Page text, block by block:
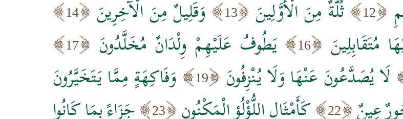
12 ثُلَّةٌ مِنَ الْأَوَّلِينَ 13 وَقَلِيلٌ مِنَ الْآخِرِينَ 14
مُتَقَابِلِينَ 16 يَطُوفُ عَلَيْهِمْ وِلْدَانٌ مُخَلَّدُونَ 17
لَا يُصَدَّعُونَ عَنْهَا وَلَا يُنْزِفُونَ 19 وَفَاكِهَةٍ مِمَّا يَتَخَيَّرُونَ
عِينٌ 22 كَأَمْثَالِ اللُّؤْلُؤِ الْمَكْنُونِ 23
جَزَاءً بِمَا كَانُوا